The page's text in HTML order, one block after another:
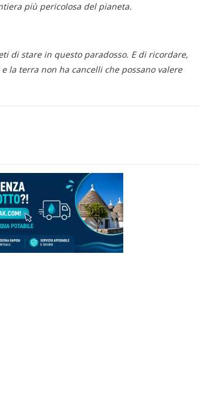
più pericolosa del pianeta.
di stare in questo paradosso. E di ricordare,
la terra non ha cancelli che possano valere